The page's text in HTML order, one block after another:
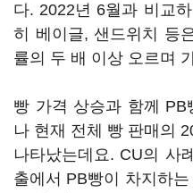
다. 2022년 6월과 비교
히 베이글, 샌드위치 등
률의 두 배 이상 오르며
빵 가격 상승과 함께 PB
나 현재 전체 빵 판매의
나타났는데요. CU의 사
출에서 PB빵이 차지하